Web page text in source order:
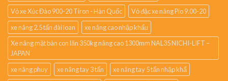
Vỏ xe Xúc Đào 900-20 Tiron - Hàn Quốc
Vỏ đặc xe nâng Pio 9.00-20
xe nâng 2.5 tấn đài loan
xe nâng cao nhập khẩu
Xe nâng mặt bàn con lăn 350kg nâng cao 1300mm NAL35 NICHI-LIFT –
JAPAN
xe nâng phuy
xe nâng tay 3 tấn
xe nâng tay 5 tấn nhập khẩ